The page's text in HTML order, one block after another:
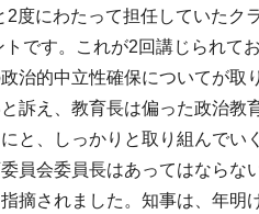
度にわたって担任していたク
です。これが2回講じられて
治的中立性確保についてが取
訴え、教育長は偏った政治教
と、しっかりと取り組んでい
員会委員長はあってはならな
摘されました。知事は、年明